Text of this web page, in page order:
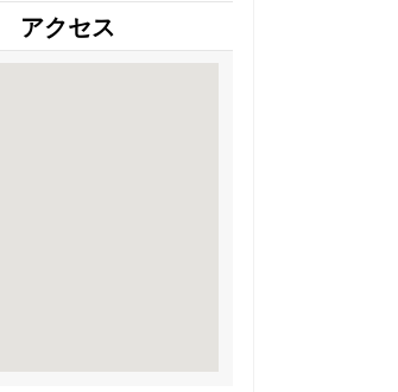
アクセス